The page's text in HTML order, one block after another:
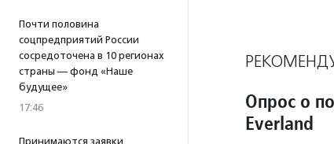
Почти половина
соцпредприятий России
сосредоточена в 10 регионах
страны — фонд «Наше
будущее»
17:46
Принимаются заявки
Опрос о
Everland